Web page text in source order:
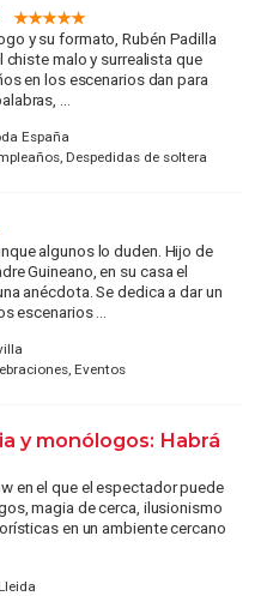
y su formato, Rubén Padilla
chiste malo y surrealista que
en los escenarios dan para
...
España
Despedidas de soltera
algunos lo duden. Hijo de
Guineano, en su casa el
anécdota. Se dedica a dar un
escenarios ...
Eventos
y monólogos: Habrá
en el que el espectador puede
magia de cerca, ilusionismo
en un ambiente cercano